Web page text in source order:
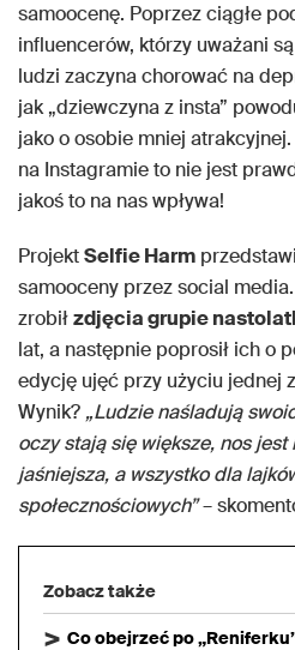
samoocenę. Poprzez ciągłe
influencerów, którzy uważani
ludzi zaczyna chorować na
jak „dziewczyna z insta”
jako o osobie mniej
na Instagramie to nie jest
jakoś to na nas wpływa!
ProjektSelfie Harm
samooceny przez social media.
zrobiłzdjęcia grupie
lat, a następnie poprosił ich o
edycję ujęć przy użyciu jednej
Wynik? „Ludzie naśladują
oczy stają się większe, nos jest
jaśniejsza, a wszystko dla
społecznościowych”–
Zobacz także
Co obejrzeć po